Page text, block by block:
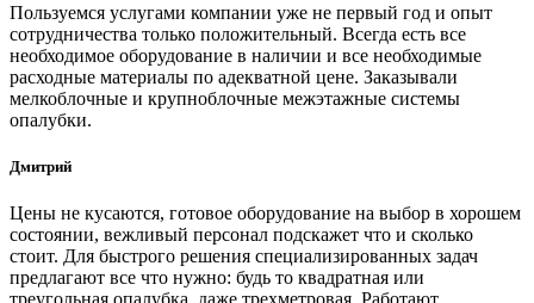
Пользуемся услугами компании уже не первый год и опыт
сотрудничества только положительный. Всегда есть все
необходимое оборудование в наличии и все необходимые
расходные материалы по адекватной цене. Заказывали
мелкоблочные и крупноблочные межэтажные системы
опалубки.
Дмитрий
Цены не кусаются, готовое оборудование на выбор в хорошем
состоянии, вежливый персонал подскажет что и сколько
стоит. Для быстрого решения специализированных задач
предлагают все что нужно: будь то квадратная или
треугольная опалубка, даже трехметровая. Работают